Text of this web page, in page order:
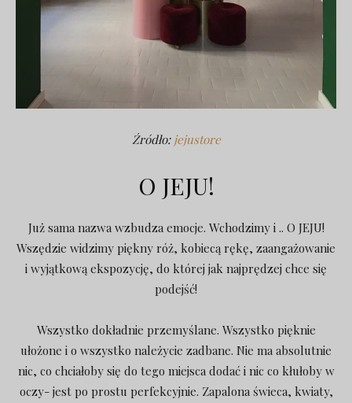
Źródło: jejustore
O JEJU!
Już sama nazwa wzbudza emocje. Wchodzimy i .. O JEJU!
Wszędzie widzimy piękny róż, kobiecą rękę, zaangażowanie
i wyjątkową ekspozycję, do której jak najprędzej chce się
podejść!
Wszystko dokładnie przemyślane. Wszystko pięknie
ułożone i o wszystko należycie zadbane. Nie ma absolutnie
nic, co chciałoby się do tego miejsca dodać i nic co kłułoby w
oczy- jest po prostu perfekcyjnie. Zapalona świeca, kwiaty,